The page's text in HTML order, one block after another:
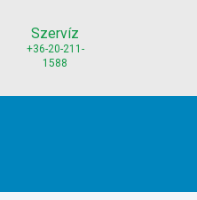
Szervíz
+36-20-211-
1588